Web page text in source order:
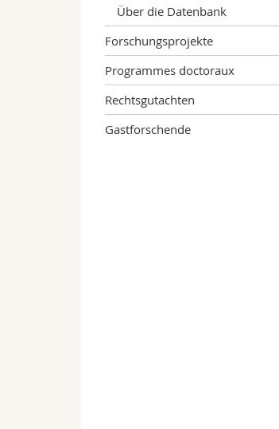
Über die Datenbank
Forschungsprojekte
Programmes doctoraux
Rechtsgutachten
Gastforschende